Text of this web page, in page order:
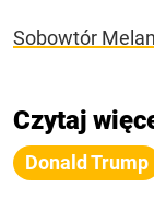
Sobowtór
Czytaj
Donald Trump